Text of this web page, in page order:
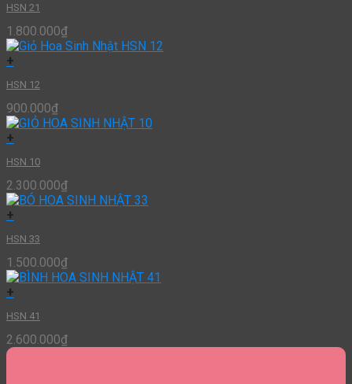
HSN 21
1.800.000₫
+
HSN 12
900.000₫
+
HSN 10
2.300.000₫
+
HSN 33
1.500.000₫
+
HSN 41
2.600.000₫